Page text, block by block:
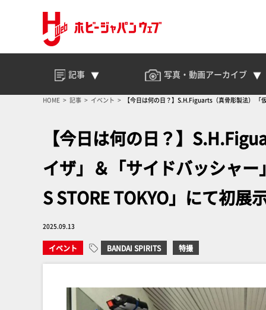
記事 写真・動画アーカイブ
HOME 記事 イベント 【今日は何の日？】S.H.Figuarts（真骨彫製法） 「
【今日は何の日？】
イザ」＆「サイドバッシャ
S STORE TOKYO」にて初展
2025.09.13
イベント BANDAI SPIRITS 特撮